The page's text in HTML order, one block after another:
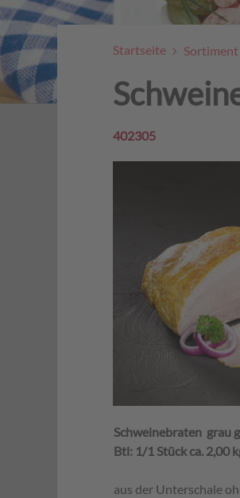
Startseite Sortiment
402305
Schweinebraten grau
Btl: 1/1 Stück ca. 2,00
aus der Unterschale